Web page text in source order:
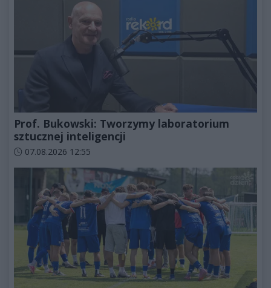
Prof. Bukowski: Tworzymy laboratorium
sztucznej inteligencji
Data dodania artykułu:
07.08.2026 12:55